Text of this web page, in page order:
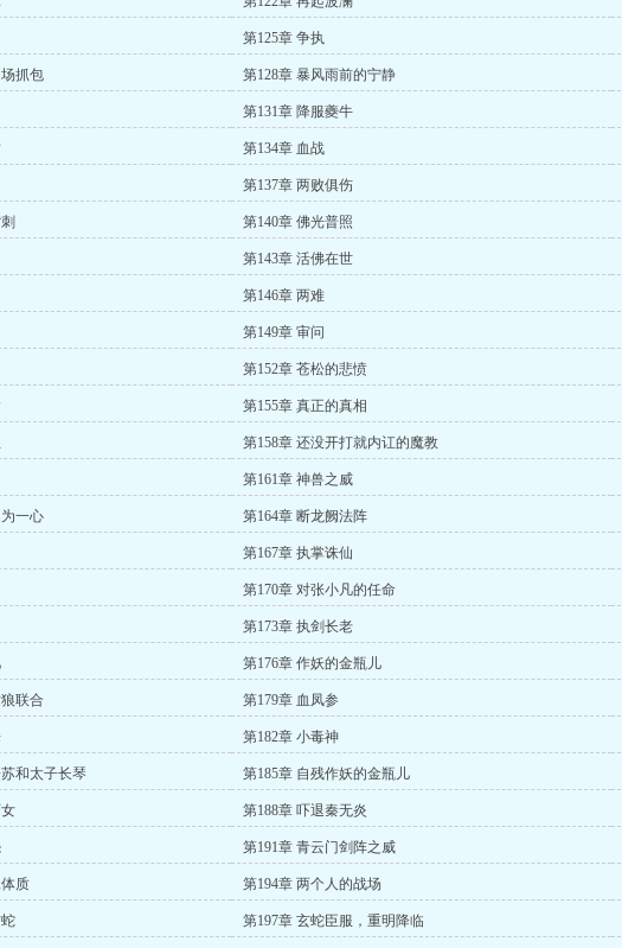
第125章 争执
抓包 第128章 暴风雨前的宁静
第131章 降服夔牛
第134章 血战
第137章 两败俱伤
第140章 佛光普照
第143章 活佛在世
第146章 两难
第149章 审问
第152章 苍松的悲愤
第155章 真正的真相
第158章 还没开打就内讧的魔教
第161章 神兽之威
一心 第164章 断龙阙法阵
第167章 执掌诛仙
第170章 对张小凡的任命
第173章 执剑长老
第176章 作妖的金瓶儿
联合 第179章 血凤参
第182章 小毒神
和太子长琴 第185章 自残作妖的金瓶儿
第188章 吓退秦无炎
第191章 青云门剑阵之威
质 第194章 两个人的战场
第197章 玄蛇臣服，重明降临